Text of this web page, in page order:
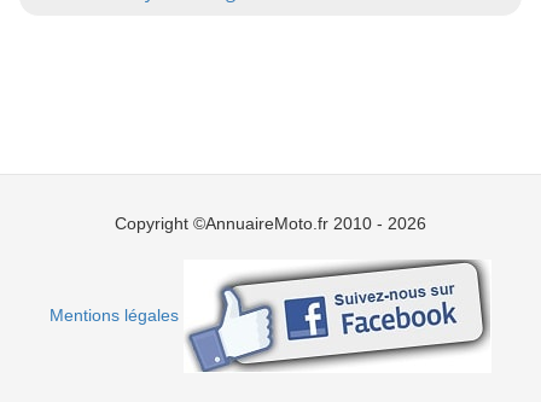
Copyright ©AnnuaireMoto.fr 2010 - 2026
Mentions légales